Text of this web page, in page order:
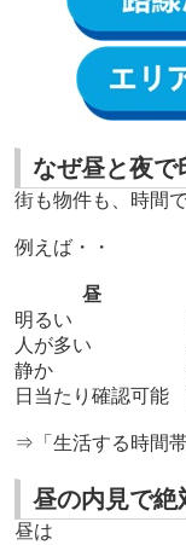
なぜ昼と夜で
街も物件も、時間
例えば・・
昼
明るい
人が多い
静か
日当たり確認可能
⇒「生活する時間
昼の内見で絶
昼は